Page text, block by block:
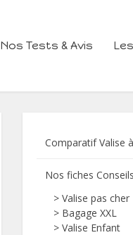
Nos Tests & Avis
Comparatif Valise
Nos fiches
> Valise pas cher
> Bagage XXL
> Valise Enfant